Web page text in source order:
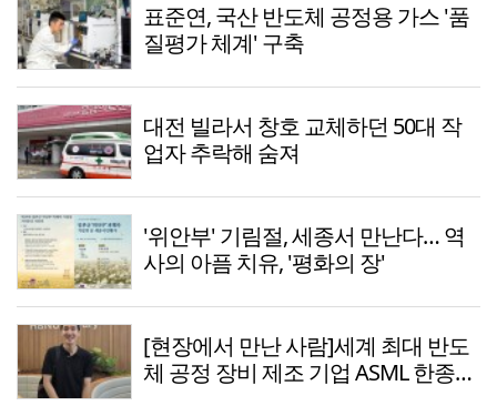
표준연, 국산 반도체 공정용 가스 '품
질평가 체계' 구축
대전 빌라서 창호 교체하던 50대 작
업자 추락해 숨져
'위안부' 기림절, 세종서 만난다… 역
사의 아픔 치유, '평화의 장'
[현장에서 만난 사람]세계 최대 반도
체 공정 장비 제조 기업 ASML 한종호